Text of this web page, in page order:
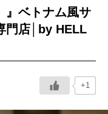
』ベトナム風サ
門店│by HELL
+1